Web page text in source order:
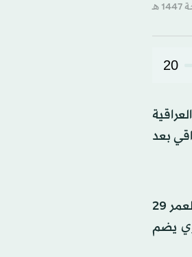
20
بعد
وبحسب التقرير، بدأت القضية في الثالث من مارس (آذار) الماضي، عندما خرج الراعي العراقي عوض الشمري، البالغ من العمر 29
يضم